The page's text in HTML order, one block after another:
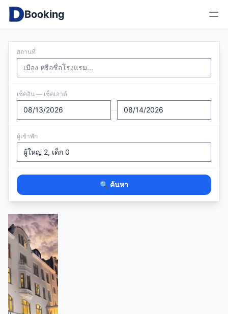
Booking
สถานที่
เช็คอิน — เช็คเอาต์
—
ผู้เข้าพัก
🔍 ค้นหา